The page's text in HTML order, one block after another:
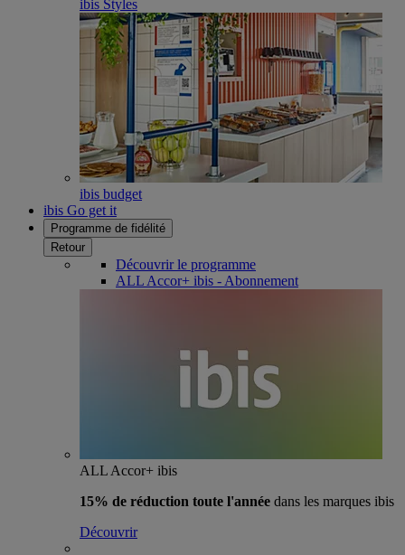
ibis Styles
ibis budget
ibis Go get it
Programme de fidélité
Retour
Découvrir le programme
ALL Accor+ ibis - Abonnement
ALL Accor+ ibis
15% de réduction toute l'année dans les marques ibis
Découvrir